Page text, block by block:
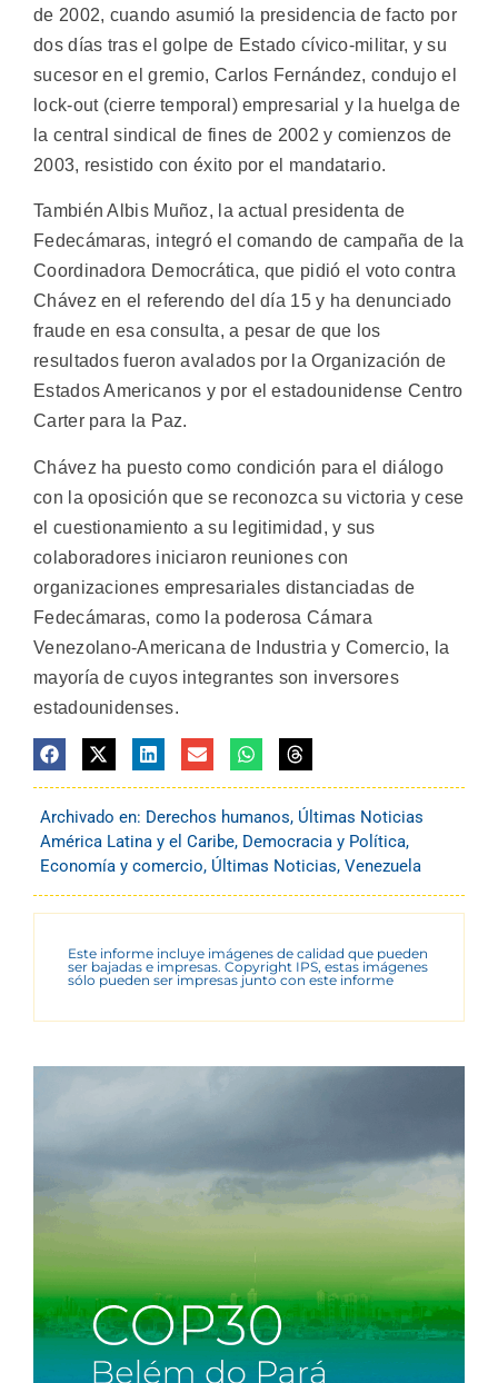
de 2002, cuando asumió la presidencia de facto por
dos días tras el golpe de Estado cívico-militar, y su
sucesor en el gremio, Carlos Fernández, condujo el
lock-out (cierre temporal) empresarial y la huelga de
la central sindical de fines de 2002 y comienzos de
2003, resistido con éxito por el mandatario.
También Albis Muñoz, la actual presidenta de
Fedecámaras, integró el comando de campaña de la
Coordinadora Democrática, que pidió el voto contra
Chávez en el referendo del día 15 y ha denunciado
fraude en esa consulta, a pesar de que los
resultados fueron avalados por la Organización de
Estados Americanos y por el estadounidense Centro
Carter para la Paz.
Chávez ha puesto como condición para el diálogo
con la oposición que se reconozca su victoria y cese
el cuestionamiento a su legitimidad, y sus
colaboradores iniciaron reuniones con
organizaciones empresariales distanciadas de
Fedecámaras, como la poderosa Cámara
Venezolano-Americana de Industria y Comercio, la
mayoría de cuyos integrantes son inversores
estadounidenses.
Archivado en: Derechos humanos, Últimas Noticias
América Latina y el Caribe, Democracia y Política,
Economía y comercio, Últimas Noticias, Venezuela
Este informe incluye imágenes de calidad que pueden
ser bajadas e impresas. Copyright IPS, estas imágenes
sólo pueden ser impresas junto con este informe